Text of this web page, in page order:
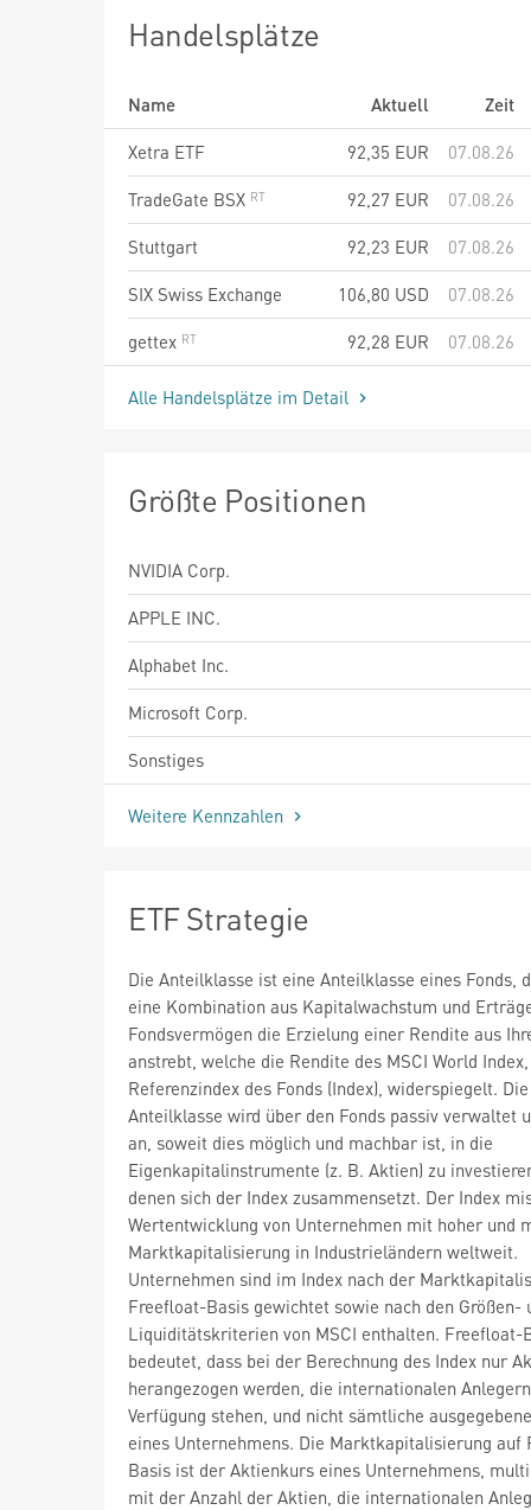
Handelsplätze
Name Aktuell
Zeit
Xetra ETF
92,35 EUR
07.08.26
TradeGate BSX
92,27 EUR
07.08.26
Stuttgart
92,23 EUR
07.08.26
SIX Swiss Exchange
106,80 USD
07.08.26
gettex
92,28 EUR 07.08.26
Alle Handelsplätze im Detail
Größte Positionen
NVIDIA Corp.
APPLE INC.
Alphabet Inc.
Microsoft Corp.
Sonstiges
Weitere Kennzahlen
ETF Strategie
Die Anteilklasse ist eine Anteilklasse eines Fonds,
eine Kombination aus Kapitalwachstum und
Fondsvermögen die Erzielung einer Rendite aus
anstrebt, welche die Rendite des MSCI World
Referenzindex des Fonds (Index), widerspiegelt. Die
Anteilklasse wird über den Fonds passiv verwaltet
an, soweit dies möglich und machbar ist, in die
Eigenkapitalinstrumente (z. B. Aktien) zu
denen sich der Index zusammensetzt. Der Index
Wertentwicklung von Unternehmen mit hoher und
Marktkapitalisierung in Industrieländern weltweit.
Unternehmen sind im Index nach der
Freefloat-Basis gewichtet sowie nach den Größen-
Liquiditätskriterien von MSCI enthalten. Freefloat-
bedeutet, dass bei der Berechnung des Index nur
herangezogen werden, die internationalen
Verfügung stehen, und nicht sämtliche
eines Unternehmens. Die Marktkapitalisierung auf
Basis ist der Aktienkurs eines Unternehmens,
mit der Anzahl der Aktien, die internationalen